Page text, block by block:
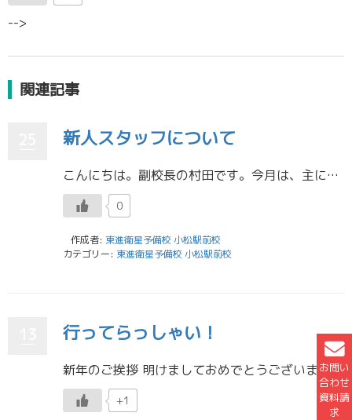
お問い
合わせ
資料請
求
-->
関連記事
新人スタッフについて
こんにちは。副校長の村田です。今月は、主に新人スタッフのご挨拶のブログをアップしております。あと2名、今日以降にブログにてご挨拶予定です。みなさん、新人スタッフを、よろしくお願いします。 新人スタッフたちの一番の魅力は、 […]
0
作成者: 東進衛星予備校 小松駅前校
カテゴリー: 東進衛星予備校 小松駅前校
行ってらっしゃい！
新年のご挨拶 明けましておめでとうございます。須谷です。 本年もよろしくお願いいたします。 年始の災害の影響がいまだ残りますが、皆様どうぞご自愛専一にてお過ごしください。 共通テスト１日目 今日はとうとう共通テスト１日目 […]
+1